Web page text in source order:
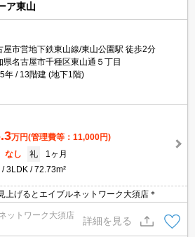
ア東山
屋市営地下鉄東山線/東山公園駅 徒歩2分
県名古屋市千種区東山通５丁目
年
13階建 (地下1階)
万円(管理費等：11,000円)
なし 礼
1ヶ月
3LDK 72.73m²
上げるとエイブルネットワーク大須店＊
ットワーク大須店
詳細を見る